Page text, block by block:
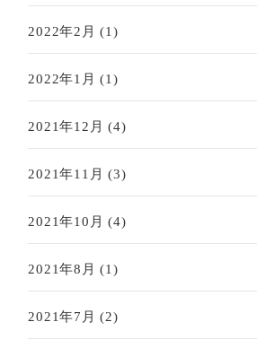
2022年2月 (1)
2022年1月 (1)
2021年12月 (4)
2021年11月 (3)
2021年10月 (4)
2021年8月 (1)
2021年7月 (2)